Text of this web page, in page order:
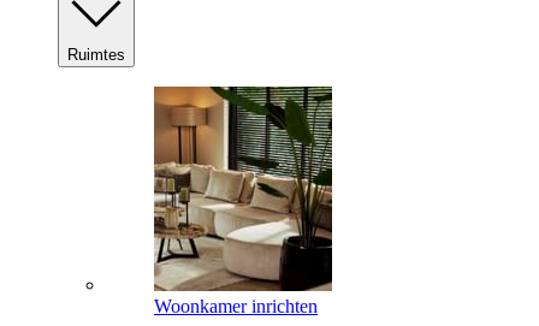
Ruimtes
Woonkamer inrichten